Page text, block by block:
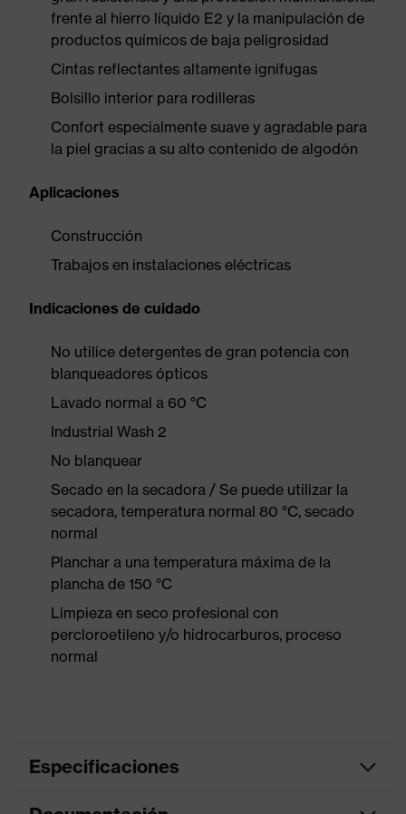
frente al hierro líquido E2 y la manipulación de
productos químicos de baja peligrosidad
Cintas reflectantes altamente ignífugas
Bolsillo interior para rodilleras
Confort especialmente suave y agradable para
la piel gracias a su alto contenido de algodón
Aplicaciones
Construcción
Trabajos en instalaciones eléctricas
Indicaciones de cuidado
No utilice detergentes de gran potencia con
blanqueadores ópticos
Lavado normal a 60 °C
Industrial Wash 2
No blanquear
Secado en la secadora / Se puede utilizar la
secadora, temperatura normal 80 °C, secado
normal
Planchar a una temperatura máxima de la
plancha de 150 °C
Limpieza en seco profesional con
percloroetileno y/o hidrocarburos, proceso
normal
Especificaciones